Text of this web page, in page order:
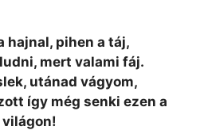
hajnal, pihen a táj,
mert valami fáj.
utánad vágyom,
így még senki ezen a
világon!